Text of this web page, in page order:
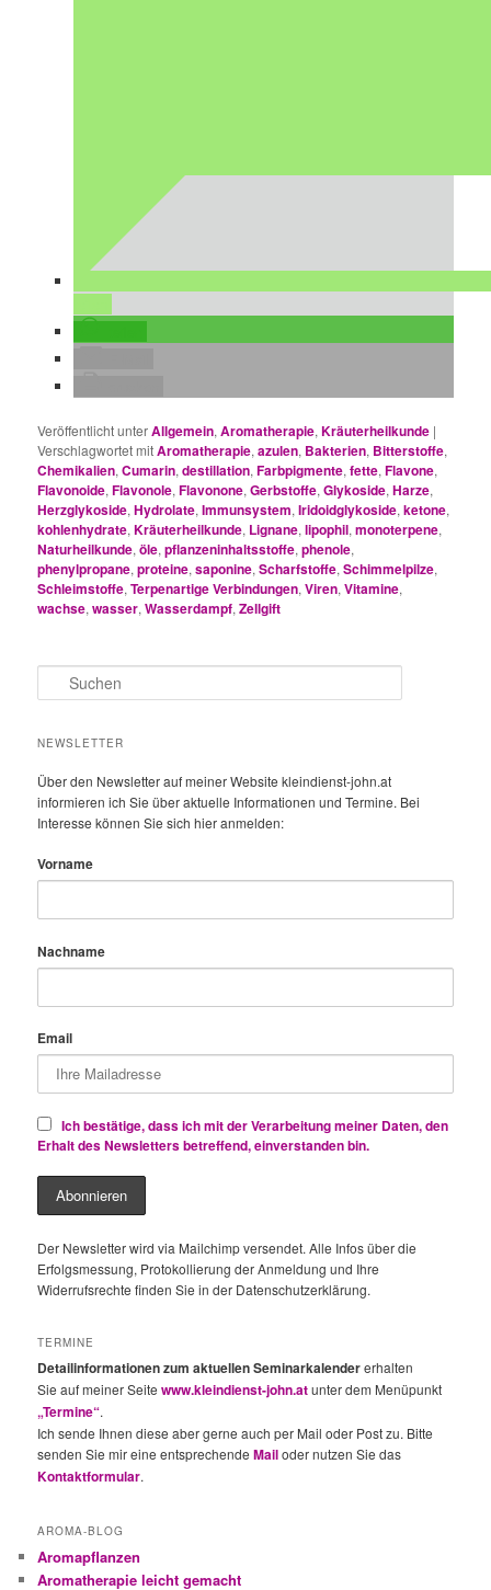
Veröffentlicht unterAllgemein,Aromatherapie,Kräuterheilkunde |
Verschlagwortet mitAromatherapie,azulen, Bakterien, Bitterstoffe,
Chemikalien,Cumarin,destillation,Farbpigmente,fette,Flavone,
Flavonoide,Flavonole,Flavonone,Gerbstoffe,Glykoside,Harze,
Herzglykoside,Hydrolate,Immunsystem,Iridoidglykoside,ketone,
kohlenhydrate,Kräuterheilkunde, Lignane,lipophil,monoterpene,
Naturheilkunde,öle,pflanzeninhaltsstoffe,phenole,
phenylpropane,proteine,saponine,Scharfstoffe,Schimmelpilze,
Schleimstoffe,Terpenartige Verbindungen,Viren,Vitamine,
wachse,wasser,Wasserdampf,Zellgift
u
h
n
NEWSLETTER
Über den Newsletter auf meiner Website kleindienst-john.at
informieren ich Sie über aktuelle Informationen und Termine. Bei
Interesse können Sie sich hier anmelden:
Vorname
Nachname
Email
Ich bestätige, dass ich mit der Verarbeitung meiner Daten, den
Erhalt des Newsletters betreffend, einverstanden bin.
Der Newsletter wird via Mailchimp versendet. Alle Infos über die
Erfolgsmessung, Protokollierung der Anmeldung und Ihre
Widerrufsrechte finden Sie in der Datenschutzerklärung.
TERMINE
Detailinformationen zum aktuellen Seminarkalendererhalten
Sie auf meiner Seitewww.kleindienst-john.atunter dem Menüpunkt
„Termine“.
Ich sende Ihnen diese aber gerne auch per Mail oder Post zu. Bitte
senden Sie mir eine entsprechendeMailoder nutzen Sie das
Kontaktformular.
AROMA-BLOG
Aromapflanzen
Aromatherapie leicht gemacht